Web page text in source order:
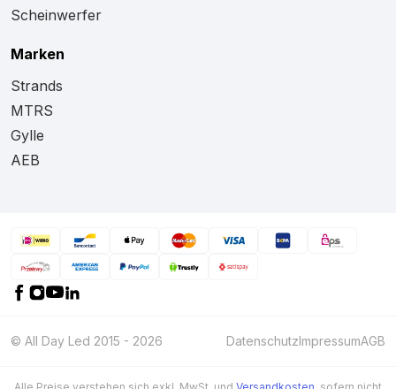
Scheinwerfer
Marken
Strands
MTRS
Gylle
AEB
© All Day Led 2015 - 2026 DatenschutzImpressumAGB
Alle Preise verstehen sich exkl. MwSt. und Versandkosten , sofern nicht